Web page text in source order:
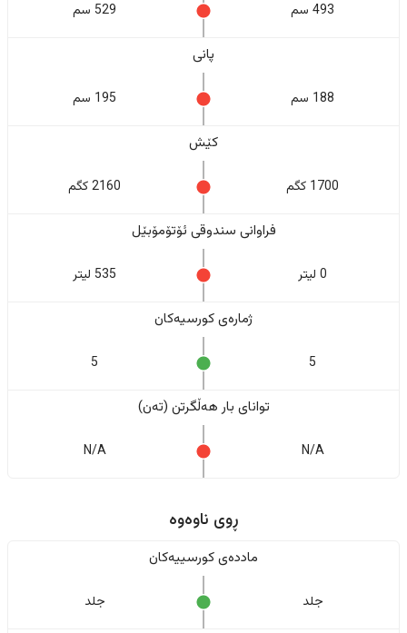
493 سم 529 سم
پانی
188 سم 195 سم
کێش
1700 کگم 2160 کگم
فراوانی سندوقی ئۆتۆمۆبێل
0 لیتر 535 لیتر
ژمارەی کورسیەکان
5
5
تواناى بار هەڵگرتن (تەن)
N/A
N/A
ڕوی ناوەوە
ماددەی کورسییەکان
جلد جلد